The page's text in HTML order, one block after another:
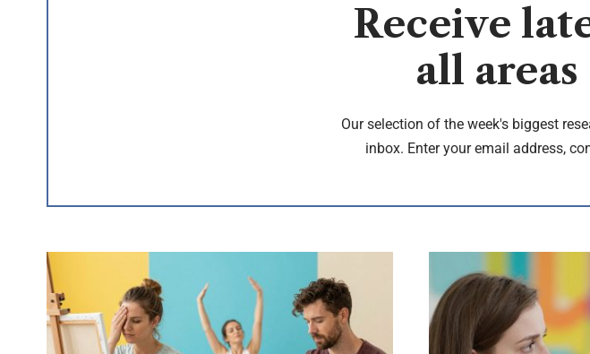
Receive
all
Our selection of the week's biggest
inbox. Enter your email address,